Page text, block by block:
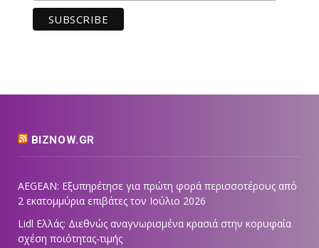
BIZNOW.GR
AEGEAN: Εξυπηρέτησε για πρώτη φορά περισσοτέρους από
2 εκατομμύρια επιβάτες τον Ιούλιο 2026
Lidl Ελλάς: Διεθνώς αναγνωρισμένα κρασιά στην κορυφαία
σχέση ποιότητας-τιμής